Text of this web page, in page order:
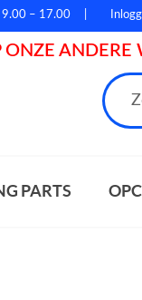
9.00 – 17.00
ANDERE
PARTS